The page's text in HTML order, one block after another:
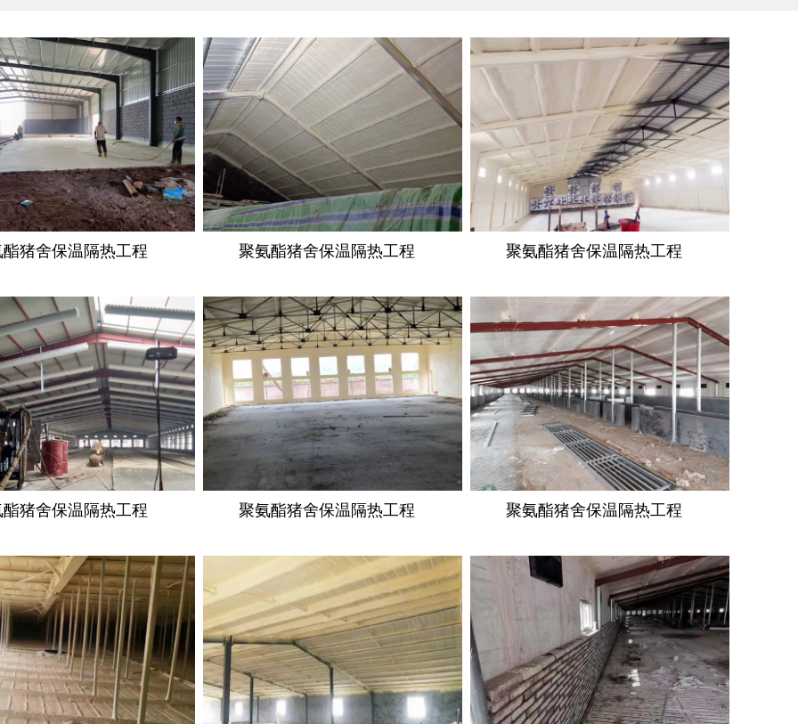
猪舍保温隔热工程 聚氨酯猪舍保温隔热工程 聚氨酯猪舍保温隔热工程
猪舍保温隔热工程 聚氨酯猪舍保温隔热工程 聚氨酯猪舍保温隔热工程